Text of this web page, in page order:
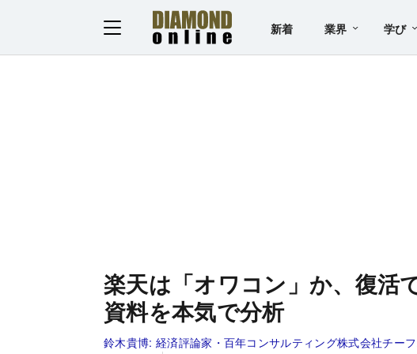
新着 業界 学び
楽天は「オワコン」か、復活
資料を本気で分析
鈴木貴博: 経済評論家・百年コンサルティング株式会社チー